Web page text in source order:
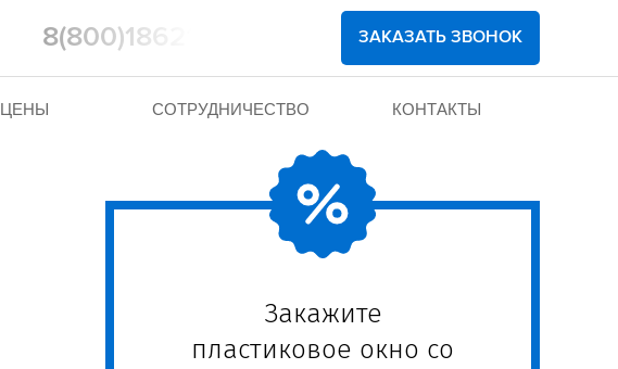
8(800)1862102 ЗАКАЗАТЬ ЗВОНОК
ЦЕНЫ СОТРУДНИЧЕСТВО КОНТАКТЫ
Закажите
пластиковое окно со